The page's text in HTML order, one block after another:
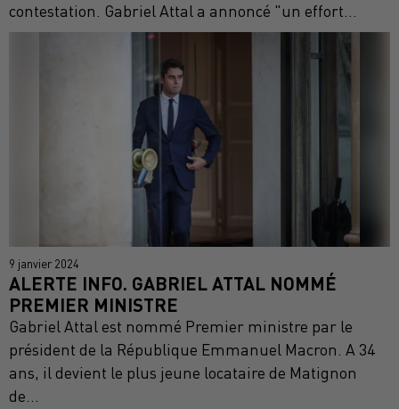
contestation. Gabriel Attal a annoncé "un effort...
9 janvier 2024
ALERTE INFO. GABRIEL ATTAL NOMMÉ
PREMIER MINISTRE
Gabriel Attal est nommé Premier ministre par le
président de la République Emmanuel Macron. A 34
ans, il devient le plus jeune locataire de Matignon
de...